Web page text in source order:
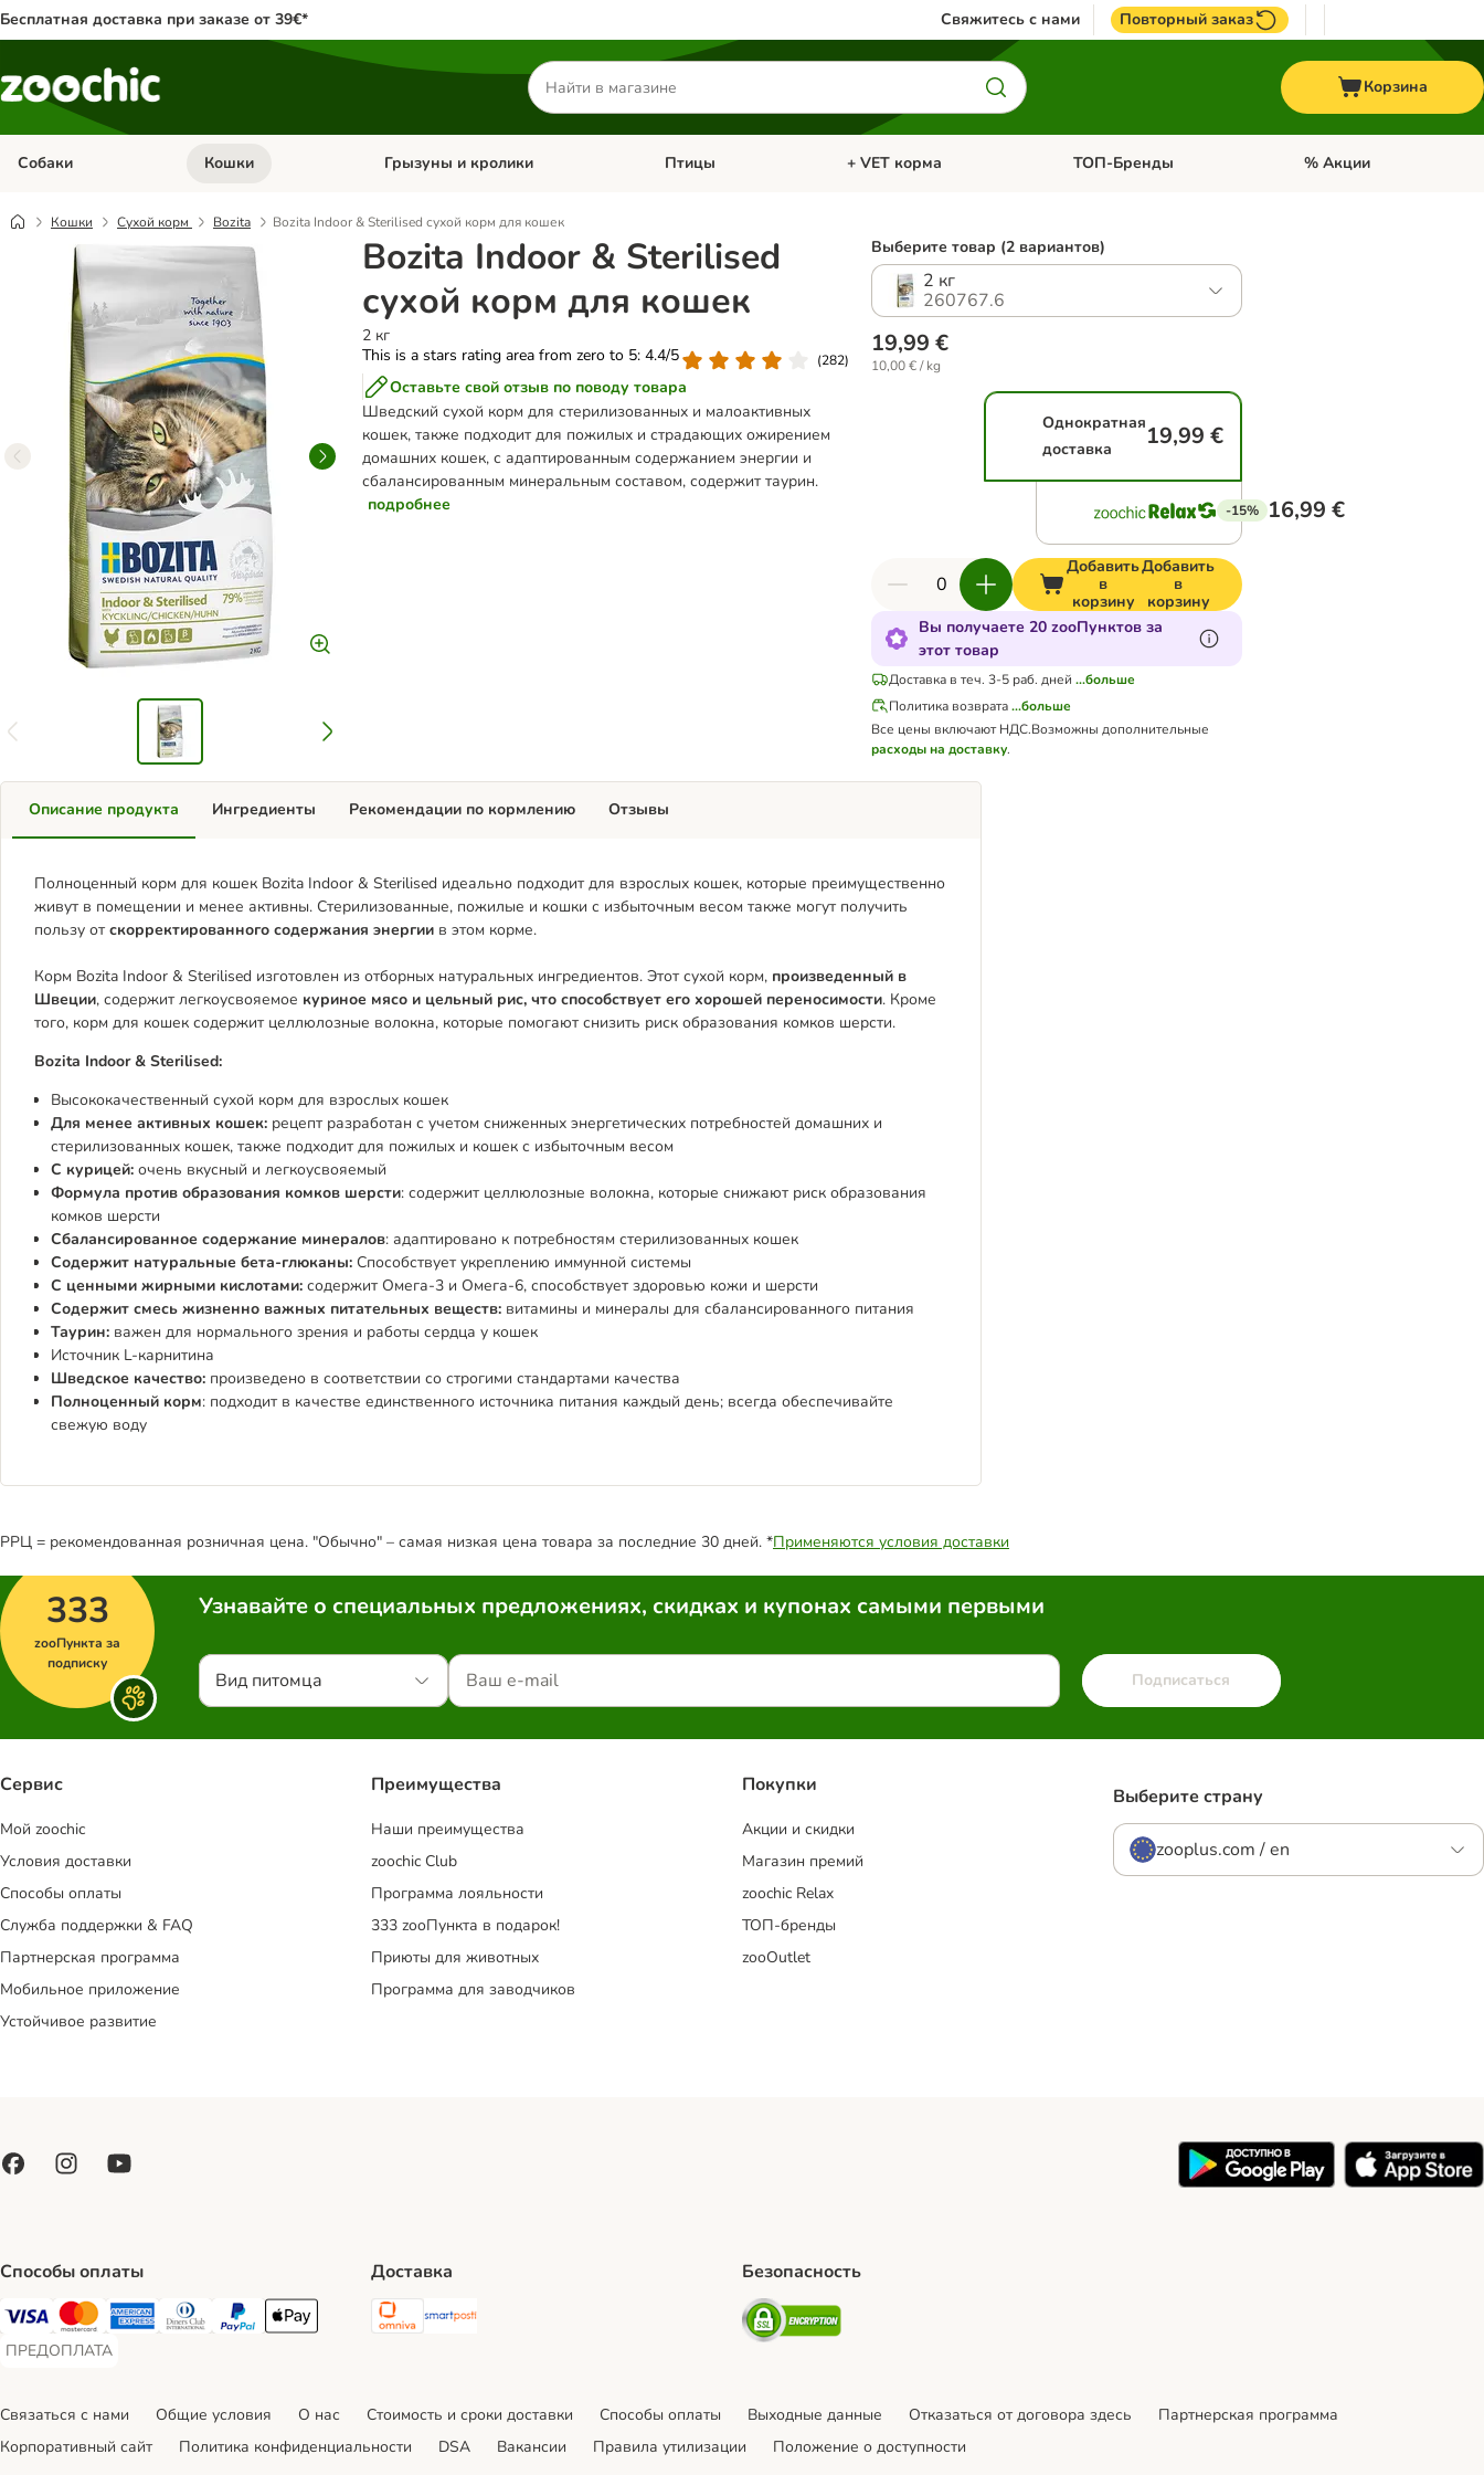
Бесплатная доставка при заказе от 39€* Свяжитесь с нами Повторный заказ
Поиск
товаров
Корзина
Собаки Откройте меню категории: Собаки
Кошки Откройте меню категории: Кошки
Грызуны и кролики Откройте меню категории: Грызуны и кролики
Птицы Откройте меню категории: Птицы
+ VET корма Откройте меню категории: + VET корма
ТОП-Бренды Откройте меню
% Акции
Кошки Сухой корм Bozita Bozita Indoor & Sterilised сухой корм для кошек
Bozita Indoor & Sterilised
сухой корм для кошек
2 кг
This is a stars rating area from zero to 5: 4.4/5
(282)
Оставьте свой отзыв по поводу товара
Шведский сухой корм для стерилизованных и малоактивных
кошек, также подходит для пожилых и страдающих ожирением
домашних кошек, с адаптированным содержанием энергии и
сбалансированным минеральным составом, содержит таурин.
подробнее
Выберите товар (2 вариантов)
2 кг
260767.6
19,99 €
10,00 € / kg
Однократная
доставка
19,99 €
-15% 16,99 €
Добавить
в
корзину
Добавить
в
корзину
Вы получаете 20 zooПунктов за
этот товар
Доставка в теч. 3-5 раб. дней ...больше
Политика возврата...больше
Все цены включают НДС.Возможны дополнительные
расходы на доставку.
Описание продукта
Полноценный корм для кошек Bozita Indoor & Sterilised идеально подходит для взрослых кошек, которые преимущественно
живут в помещении и менее активны. Стерилизованные, пожилые и кошки с избыточным весом также могут получить
пользу отскорректированного содержания энергии в этом корме.
Корм Bozita Indoor & Sterilised изготовлен из отборных натуральных ингредиентов. Этот сухой корм, произведенный в
Швеции, содержит легкоусвояемое куриное мясо и цельный рис, что способствует его хорошей переносимости. Кроме
того, корм для кошек содержит целлюлозные волокна, которые помогают снизить риск образования комков шерсти.
Bozita Indoor & Sterilised:
Высококачественный сухой корм для взрослых кошек
Для менее активных кошек: рецепт разработан с учетом сниженных энергетических потребностей домашних и
стерилизованных кошек, также подходит для пожилых и кошек с избыточным весом
С курицей: очень вкусный и легкоусвояемый
Формула против образования комков шерсти: содержит целлюлозные волокна, которые снижают риск образования
комков шерсти
Сбалансированное содержание минералов: адаптировано к потребностям стерилизованных кошек
Содержит натуральные бета-глюканы: Способствует укреплению иммунной системы
С ценными жирными кислотами: содержит Омега-3 и Омега-6, способствует здоровью кожи и шерсти
Содержит смесь жизненно важных питательных веществ: витамины и минералы для сбалансированного питания
Таурин: важен для нормального зрения и работы сердца у кошек
Источник L-карнитина
Шведское качество: произведено в соответствии со строгими стандартами качества
Полноценный корм: подходит в качестве единственного источника питания каждый день; всегда обеспечивайте
свежую воду
Ингредиенты Рекомендации по кормлению Отзывы
РРЦ = рекомендованная розничная цена. "Обычно" – самая низкая цена товара за последние 30 дней. *Применяются условия доставки
333
zooПункта за
подписку
Узнавайте о специальных предложениях, скидках и купонах самыми первыми
Вид питомца Подписаться
Сервис
Mой zoochic
Условия доставки
Способы оплаты
Служба поддержки & FAQ
Партнерская программа
Мобильное приложение
Устойчивое развитие
Преимуществa
Наши преимущества
zoochic Club
Программа лояльности
333 zooПункта в подарок!
Приюты для животных
Программа для заводчиков
Покупки
Акции и скидки
Магазин премий
zoochic Relax
ТОП-бренды
zooOutlet
Выберите страну
zooplus.com / en
Способы оплаты
Visa Payment Method
Mastercard Payment Method
American Express Payment Method
Diners Club Payment Method
PayPal Payment Method
Apple Pay Payment Method
ПРЕДОПЛАТА
ПРЕДОПЛАТА Payment Method
Доставка
Omniva Shipping Method
SmartPosti Shipping Method
Безопасность
Security
Связаться с нами Общие условия О нас Стоимость и сроки доставки Cпособы оплаты Выходные данные Отказаться от договора здесь
Партнерская программа
Корпоративный сайт
Политика конфиденциальности DSA Вакансии Правила утилизации Положение о доступности